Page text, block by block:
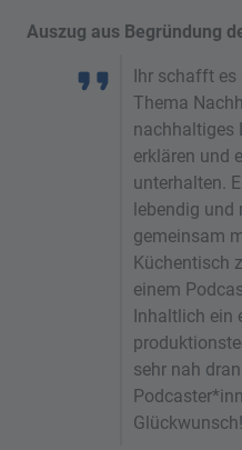
Auszug aus Begründung
Ihr schafft
Thema
nachhaltiges
erklären und
unterhalten.
lebendig
gemeinsam
Küchentisch
einem
Inhaltlich ein
sehr nah